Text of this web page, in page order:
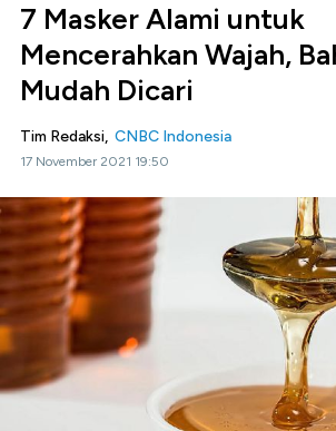
7 Masker Alami untuk
Mencerahkan Wajah,
Mudah Dicari
Tim Redaksi, CNBC Indonesia
17 November 2021 19:50